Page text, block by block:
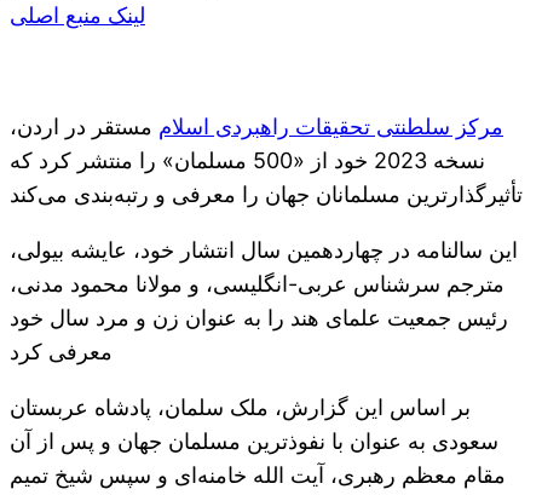
لینک منبع اصلی
مرکز سلطنتی تحقیقات راهبردی اسلام مستقر در اردن،
نسخه 2023 خود از «500 مسلمان» را منتشر کرد که
تأثیرگذارترین مسلمانان جهان را معرفی و رتبه‌بندی می‌کند
این سالنامه در چهاردهمین سال انتشار خود، عایشه بیولی،
مترجم سرشناس عربی-انگلیسی، و مولانا محمود مدنی،
رئیس جمعیت علمای هند را به عنوان زن و مرد سال خود
معرفی کرد
بر اساس این گزارش، ملک سلمان، پادشاه عربستان
سعودی به عنوان با نفوذترین مسلمان جهان و پس از آن
مقام معظم رهبری، آیت الله خامنه‌ای و سپس شیخ تمیم